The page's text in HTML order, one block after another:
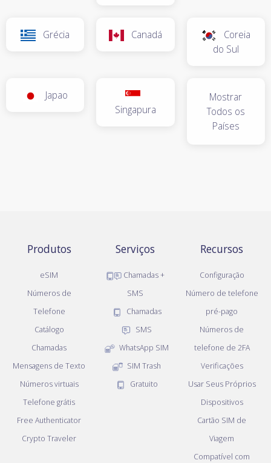
Grécia Canadá
Coreia
do Sul
Japao
Singapura
Mostrar
Todos os
Países
Produtos
eSIM
Números de
Telefone
Catálogo
Chamadas
Mensagens de Texto
Números virtuais
Telefone grátis
Free Authenticator
Crypto Traveler
Serviços
Chamadas +
SMS
Chamadas
SMS
WhatsApp SIM
SIM Trash
Gratuito
Recursos
Configuração
Número de telefone
pré-pago
Números de
telefone de 2FA
Verificações
Usar Seus Próprios
Dispositivos
Cartão SIM de
Viagem
Compatível com